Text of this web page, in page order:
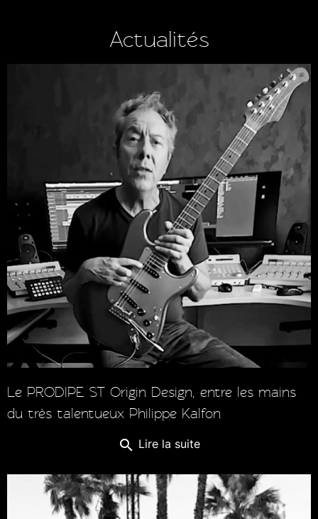
Actualités
Le PRODIPE ST Origin Design, entre les mains
du très talentueux Philippe Kalfon
search Lire la suite